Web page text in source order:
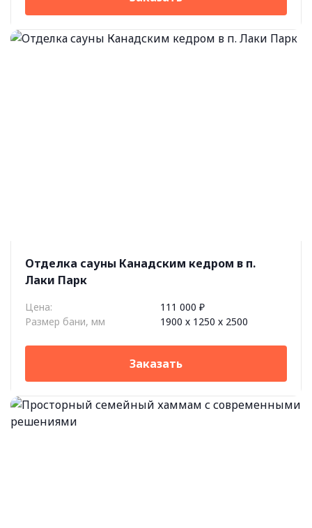
Отделка сауны Канадским кедром в п.
Лаки Парк
Цена:
111 000 ₽
Размер бани, мм
1900 х 1250 х 2500
Заказать